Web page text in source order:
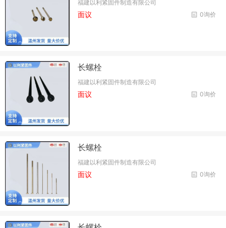
福建以利紧固件制造有限公司
0询价
面议
长螺栓
福建以利紧固件制造有限公司
0询价
面议
长螺栓
福建以利紧固件制造有限公司
0询价
面议